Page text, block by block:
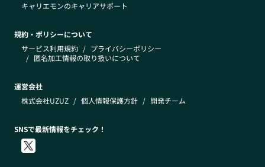
キャリエモンのキャリアサポート
規約・ポリシーについて
サービス利用規約 / プライバシーポリシー
/ 匿名加工情報の取り扱いについて
運営会社
株式会社UZUZ / 個人情報保護方針 / 開発チーム
SNSで最新情報をチェック！